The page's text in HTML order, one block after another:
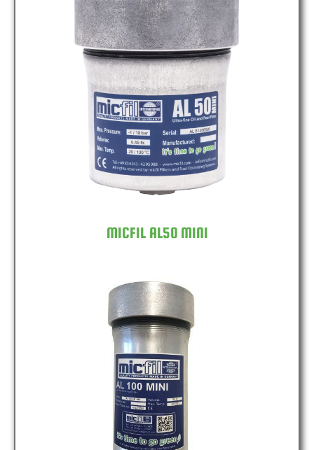
MICFIL AL50 MINI
MICFIL AL50 MINI
MICFIL AL100 MINI